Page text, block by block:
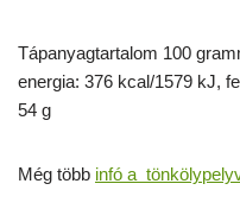
Tápanyagtartalom 100
energia: 376 kcal/1579 kJ,
54 g
Még több infó a